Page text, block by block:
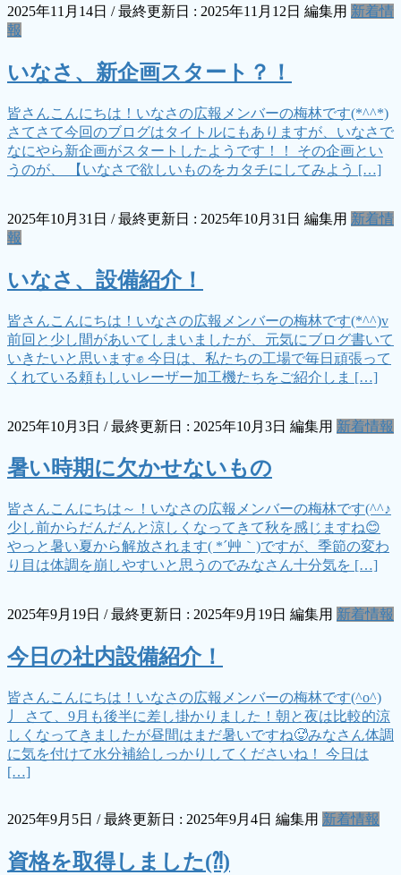
2025年11月14日 / 最終更新日 : 2025年11月12日 編集用 新着情
報
いなさ、新企画スタート？！
皆さんこんにちは！いなさの広報メンバーの梅林です(*^^*)
さてさて今回のブログはタイトルにもありますが、いなさで
なにやら新企画がスタートしたようです！！ その企画とい
うのが、 【いなさで欲しいものをカタチにしてみよう […]
2025年10月31日 / 最終更新日 : 2025年10月31日 編集用 新着情
報
いなさ、設備紹介！
皆さんこんにちは！いなさの広報メンバーの梅林です(*^^)v
前回と少し間があいてしまいましたが、元気にブログ書いて
いきたいと思います✊ 今日は、私たちの工場で毎日頑張って
くれている頼もしいレーザー加工機たちをご紹介しま […]
2025年10月3日 / 最終更新日 : 2025年10月3日 編集用 新着情報
暑い時期に欠かせないもの
皆さんこんにちは～！いなさの広報メンバーの梅林です(^^♪
少し前からだんだんと涼しくなってきて秋を感じますね😊
やっと暑い夏から解放されます( *´艸｀)ですが、季節の変わ
り目は体調を崩しやすいと思うのでみなさん十分気を […]
2025年9月19日 / 最終更新日 : 2025年9月19日 編集用 新着情報
今日の社内設備紹介！
皆さんこんにちは！いなさの広報メンバーの梅林です(^o^)
丿 さて、9月も後半に差し掛かりました！朝と夜は比較的涼
しくなってきましたが昼間はまだ暑いですね🥵みなさん体調
に気を付けて水分補給しっかりしてくださいね！ 今日は
[…]
2025年9月5日 / 最終更新日 : 2025年9月4日 編集用 新着情報
資格を取得しました(⁈)